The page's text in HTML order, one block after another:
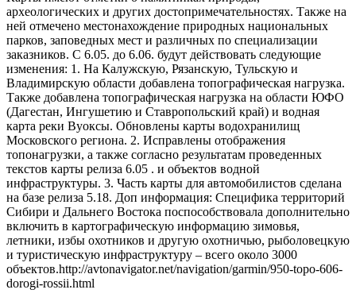
археологических и других достопримечательностях. Также на
ней отмечено местонахождение природных национальных
парков, заповедных мест и различных по специализации
заказников. С 6.05. до 6.06. будут действовать следующие
изменения: 1. На Калужскую, Рязанскую, Тульскую и
Владимирскую области добавлена топографическая нагрузка.
Также добавлена топографическая нагрузка на области ЮФО
(Дагестан, Ингушетию и Ставропольский край) и водная
карта реки Вуоксы. Обновлены карты водохранилищ
Московского региона. 2. Исправлены отображения
топонагрузки, а также согласно результатам проведенных
текстов карты релиза 6.05 . и объектов водной
инфраструктуры. 3. Часть карты для автомобилистов сделана
на базе релиза 5.18. Доп информация: Специфика территорий
Сибири и Дальнего Востока поспособствовала дополнительно
включить в картографическую информацию зимовья,
летники, избы охотников и другую охотничью, рыболовецкую
и туристическую инфраструктуру – всего около 3000
объектов.http://avtonavigator.net/navigation/garmin/950-topo-606-
dorogi-rossii.html